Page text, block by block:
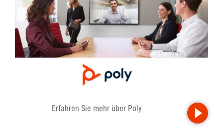
Erfahren Sie mehr über Poly